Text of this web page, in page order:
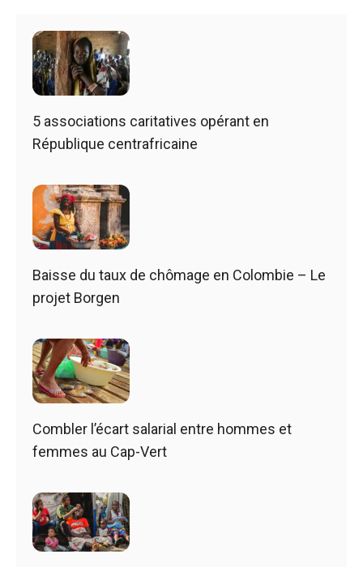
5 associations caritatives opérant en
République centrafricaine
Baisse du taux de chômage en Colombie – Le
projet Borgen
Combler l’écart salarial entre hommes et
femmes au Cap-Vert